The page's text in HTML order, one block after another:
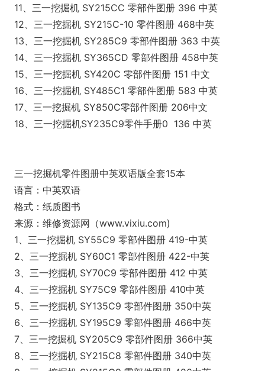
11、三一挖掘机 SY215CC 零部件图册 396 中英
12、三一挖掘机 SY215C-10 零件图册 468中英
13、三一挖掘机 SY285C9 零部件图册 363 中英
14、三一挖掘机 SY365CD 零部件图册 458中英
15、三一挖掘机 SY420C 零部件图册 151 中文
16、三一挖掘机 SY485C1 零部件图册 583 中英
17、三一挖掘机 SY850C零部件图册 206中文
18、三一挖掘机SY235C9零件手册0 136 中英
三一挖掘机零件图册中英双语版全套15本
语言：中英双语
格式：纸质图书
来源：维修资源网（www.vixiu.com)
1、三一挖掘机 SY55C9 零部件图册 419-中英
2、三一挖掘机 SY60C1 零部件图册 422-中英
3、三一挖掘机 SY70C9 零部件图册 412 中英
4、三一挖掘机 SY75C9 零部件图册 410中英
5、三一挖掘机 SY135C9 零部件图册 350中英
6、三一挖掘机 SY195C9 零部件图册 466中英
7、三一挖掘机 SY205C9 零部件图册 366中英
8、三一挖掘机 SY215C8 零部件图册 340中英